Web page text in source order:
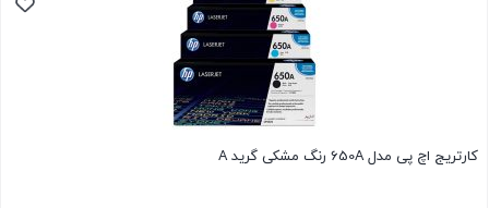
کارتریج اچ پی مدل 650A رنگ مشکی گرید A